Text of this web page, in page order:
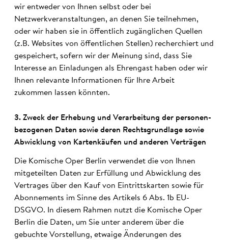
wir entweder von Ihnen selbst oder bei
Netzwerkveranstaltungen, an denen Sie teilnehmen,
oder wir haben sie in öffentlich zugänglichen Quellen
(z.B. Websites von öffentlichen Stellen) recherchiert und
gespeichert, sofern wir der Meinung sind, dass Sie
Interesse an Einladungen als Ehrengast haben oder wir
Ihnen relevante Informationen für Ihre Arbeit
zukommen lassen könnten.
3. Zweck der Er­heb­ung und Ve­rarbeit­ung der personen­
bezo­genen Daten sowie deren Rechts­grund­lage sowie
Ab­wick­lung von Karten­käufen und anderen Ver­trägen
Die Komische Oper Berlin verwendet die von Ihnen
mitgeteilten Daten zur Erfüllung und Abwicklung des
Vertrages über den Kauf von Eintrittskarten sowie für
Abonnements im Sinne des Artikels 6 Abs. 1b EU-
DSGVO. In diesem Rahmen nutzt die Komische Oper
Berlin die Daten, um Sie unter anderem über die
gebuchte Vorstellung, etwaige Änderungen des